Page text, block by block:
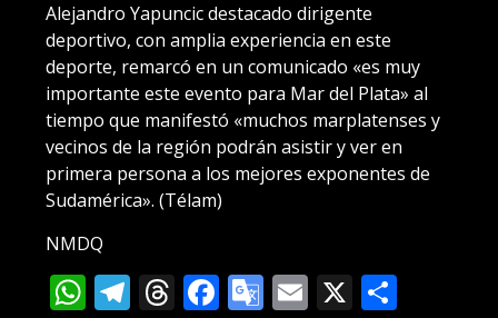
Alejandro Yapuncic destacado dirigente
deportivo, con amplia experiencia en este
deporte, remarcó en un comunicado «es muy
importante este evento para Mar del Plata» al
tiempo que manifestó «muchos marplatenses y
vecinos de la región podrán asistir y ver en
primera persona a los mejores exponentes de
Sudamérica». (Télam)
NMDQ
WhatsApp
Telegram
Threads
Facebook
Google
Email
X